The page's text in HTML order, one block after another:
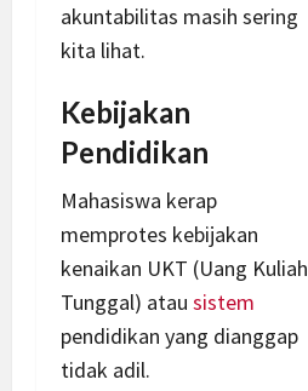
akuntabilitas masih sering
kita lihat.
Kebijakan
Pendidikan
Mahasiswa kerap
memprotes kebijakan
kenaikan UKT (Uang Kuliah
Tunggal) atau sistem
pendidikan yang dianggap
tidak adil.